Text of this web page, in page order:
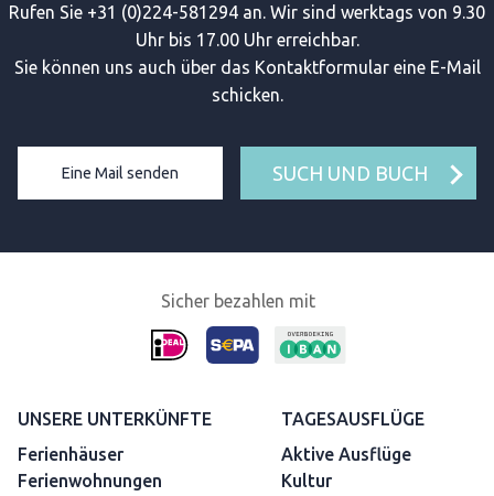
Rufen Sie +31 (0)224-581294 an. Wir sind werktags von 9.30
Uhr bis 17.00 Uhr erreichbar.
Sie können uns auch über das Kontaktformular eine E-Mail
schicken.
Eine Mail senden SUCH UND BUCH
Sicher bezahlen mit
UNSERE UNTERKÜNFTE
Ferienhäuser
Ferienwohnungen
TAGESAUSFLÜGE
Aktive Ausflüge
Kultur